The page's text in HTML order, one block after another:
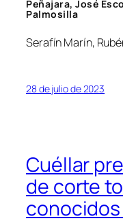
Peñajara, José
Palmosilla
Serafín Marín,
28 de julio de 2023
Cuéllar
de corte